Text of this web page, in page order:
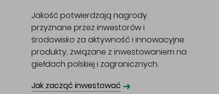
Jakość potwierdzają nagrody
przyznane przez inwestorów i
środowisko za aktywność i innowacyjne
produkty, związane z inwestowaniem na
giełdach polskiej i zagranicznych.
Jak zacząć inwestować ➜